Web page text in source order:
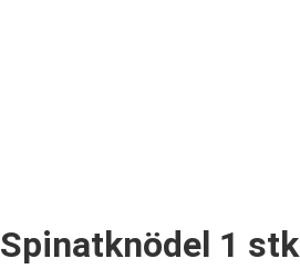
1 stk